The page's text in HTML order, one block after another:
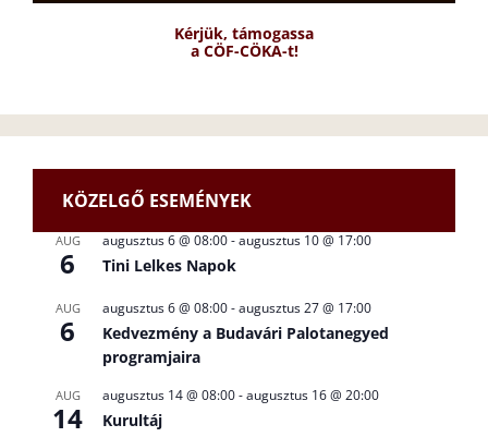
Kérjük, támogassa
a CÖF-CÖKA-t!
KÖZELGŐ ESEMÉNYEK
AUG
6
augusztus 6 @ 08:00-augusztus 10 @ 17:00
Tini Lelkes Napok
AUG
6
augusztus 6 @ 08:00-augusztus 27 @ 17:00
Kedvezmény a Budavári Palotanegyed
programjaira
AUG
14
augusztus 14 @ 08:00-augusztus 16 @ 20:00
Kurultáj